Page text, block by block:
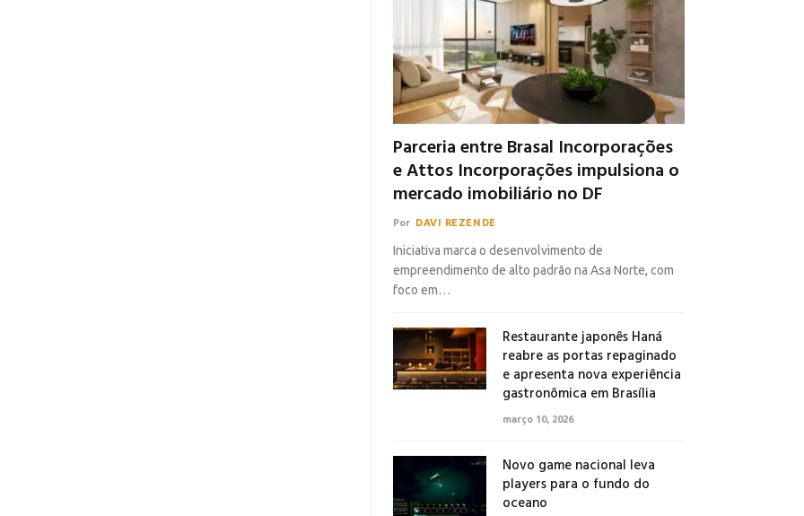
Parceria entre Brasal Incorporações
e Attos Incorporações impulsiona o
mercado imobiliário no DF
Por DAVI REZENDE
Iniciativa marca o desenvolvimento de
empreendimento de alto padrão na Asa Norte, com
foco em…
Restaurante japonês Haná
reabre as portas repaginado
e apresenta nova experiência
gastronômica em Brasília
março 10, 2026
Novo game nacional leva
players para o fundo do
oceano